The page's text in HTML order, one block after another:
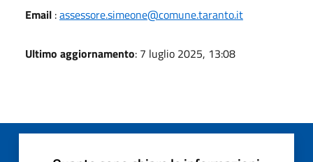
Email :assessore.simeone@comune.taranto.it
Ultimo aggiornamento: 7 luglio 2025, 13:08